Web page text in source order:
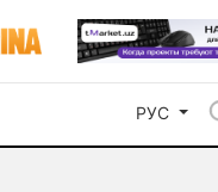
РУС